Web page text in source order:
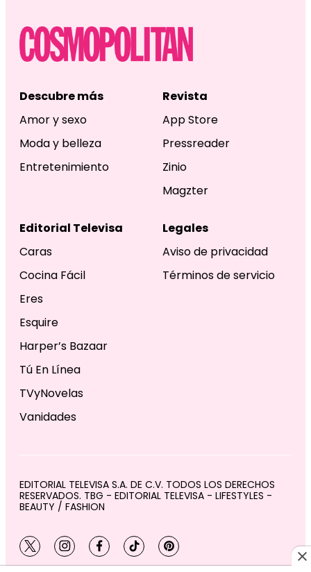
Descubre más
Amor y sexo
Moda y belleza
Entretenimiento
Revista
App Store
Pressreader
Zinio
Magzter
Editorial Televisa
Caras
Cocina Fácil
Eres
Esquire
Harper’s Bazaar
Tú En Línea
TVyNovelas
Vanidades
Legales
Aviso de privacidad
Términos de servicio
EDITORIAL TELEVISA S.A. DE C.V. TODOS LOS DERECHOS
RESERVADOS. TBG - EDITORIAL TELEVISA - LIFESTYLES -
BEAUTY / FASHION
twitterinstagram
facebooktiktokpinterest